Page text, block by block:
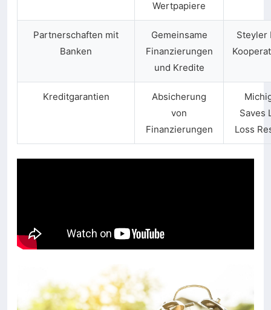
Wertpapiere
Partnerschaften mit
Banken
Gemeinsame
Finanzierungen
und Kredite
Steyler
Kreditgarantien
Absicherung
von
Finanzierungen
Saves
Loss